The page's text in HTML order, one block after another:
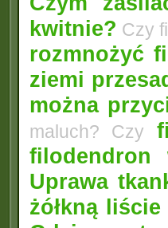
kwitnie? Czy
rozmnożyć
ziemi
można
maluch? Czy
filodendron
Uprawa
żółkną